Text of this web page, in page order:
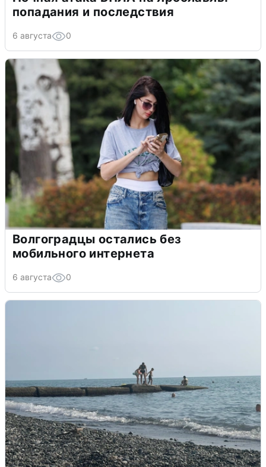
попадания и последствия
6 августа 0
Волгоградцы остались без
мобильного интернета
6 августа 0